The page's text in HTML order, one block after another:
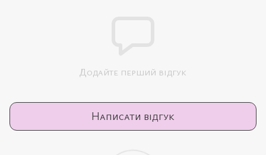
Додайте перший відгук
Написати відгук